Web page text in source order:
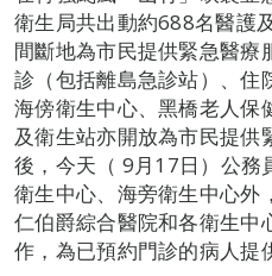
衛生局共出動約688名醫護
間斷地為市民提供緊急醫療
診（包括離島急診站）、住
海傍衛生中心、黑橋老人保
及衛生站亦開放為市民提供
後，今天（ 9月17日）公務
衛生中心、海旁衛生中心外
仁伯爵綜合醫院和各衛生中
作，為已預約門診的病人提